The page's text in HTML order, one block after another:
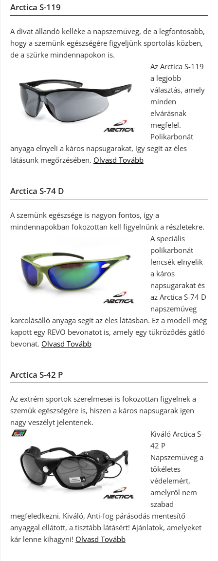
Arctica S-119
A divat állandó kelléke a napszemüveg, de a legfontosabb,
hogy a szemünk egészségére figyeljünk sportolás közben,
de a szürke mindennapokon is.
Az Arctica S-119
a legjobb
választás, amely
minden
elvárásnak
megfelel.
Polikarbonát
anyaga elnyeli a káros napsugarakat, így segít az éles
látásunk megőrzésében. Olvasd Tovább
Arctica S-74 D
A szemünk egészsége is nagyon fontos, így a
mindennapokban fokozottan kell figyelnünk a részletekre.
A speciális
polikarbonát
lencsék elnyelik
a káros
napsugarakat és
az Arctica S-74 D
napszemüveg
karcolásálló anyaga segít az éles látásban. Ez a modell még
kapott egy REVO bevonatot is, amely egy tükröződés gátló
bevonat. Olvasd Tovább
Arctica S-42 P
Az extrém sportok szerelmesei is fokozottan figyelnek a
szemük egészségére is, hiszen a káros napsugarak igen
nagy veszélyt jelentenek.
Kiváló Arctica S-
42 P
Napszemüveg a
tökéletes
védelemért,
amelyről nem
szabad
megfeledkezni. Kiváló, Anti-fog párásodás mentesítő
anyaggal ellátott, a tisztább látásért! Ajánlatok, amelyeket
kár lenne kihagyni! Olvasd Tovább